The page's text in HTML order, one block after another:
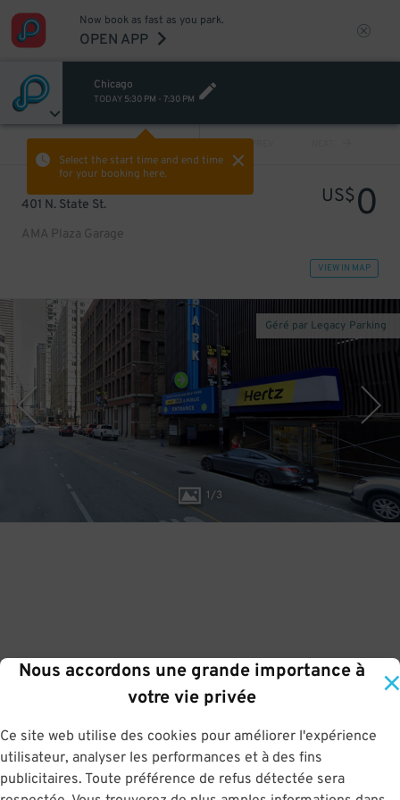
Nous accordons une grande importance à
votre vie privée
Ce site web utilise des cookies pour améliorer l'expérience
utilisateur, analyser les performances et à des fins
publicitaires. Toute préférence de refus détectée sera
Now book as fast as you park.
OPEN APP
Chicago
TODAY 5:30 PM - 7:30 PM
Select the start time and end time
for your booking here.
PREV
401 N. State St.
AMA Plaza Garage
US$0
VIEW IN MAP
1/3
Géré par Legacy Parking